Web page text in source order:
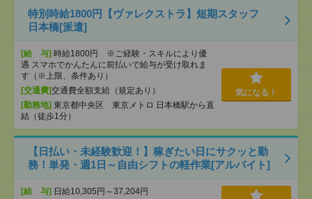
特別時給1800円【ヴァレクストラ】短期スタッフ
日本橋[派遣]
[給 与] 時給1800円 ※ご経験・スキルにより優
遇 スマホでかんたんに前払いで給与が受け取れま
す（※上限、条件あり）
[交通費]交通費全額支給（規定あり）
[勤務地] 東京都中央区 東京メトロ 日本橋駅から直
結（徒歩1分）
気になる！
【日払い・未経験歓迎！】稼ぎたい日にサクッと勤
務！単発・週1日～自由シフトの軽作業[アルバイト]
[給 与] 日給10,305円～37,204円